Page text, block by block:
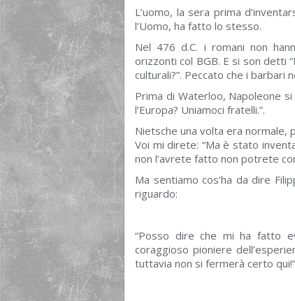
L’uomo, la sera prima
l’Uomo, ha fatto lo stesso.
Nel 476 d.C. i romani non
orizzonti col BGB. E si son detti
culturali?”. Peccato che i barbari
Prima di Waterloo, Napoleone
l’Europa? Uniamoci fratelli.”.
Nietsche una volta era normale,
Voi mi direte: “Ma è stato
non l’avrete fatto non potrete
Ma sentiamo cos’ha da dire
riguardo:
“Posso dire che mi ha fatto
coraggioso pioniere
tuttavia non si fermerà certo qui!”